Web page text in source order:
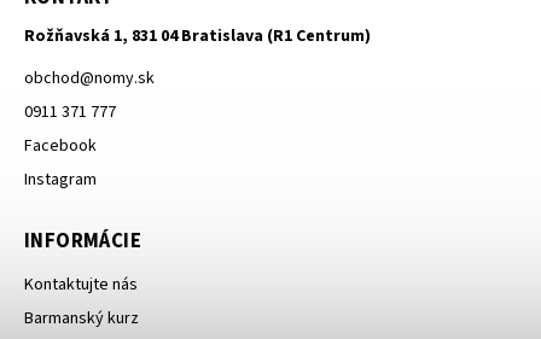
Rožňavská 1, 831 04 Bratislava (R1 Centrum)
obchod@nomy.sk
0911 371 777
Facebook
Instagram
INFORMÁCIE
Kontaktujte nás
Barmanský kurz